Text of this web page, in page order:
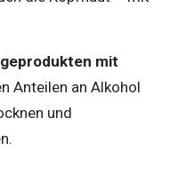
mit
Anteilen an Alkohol
und